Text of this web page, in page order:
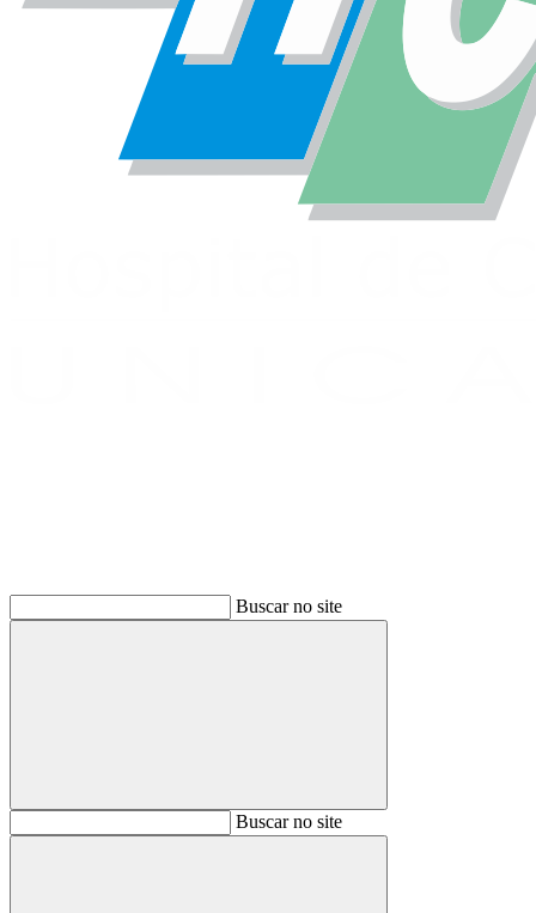
Buscar no site
BuscarBuscar no site